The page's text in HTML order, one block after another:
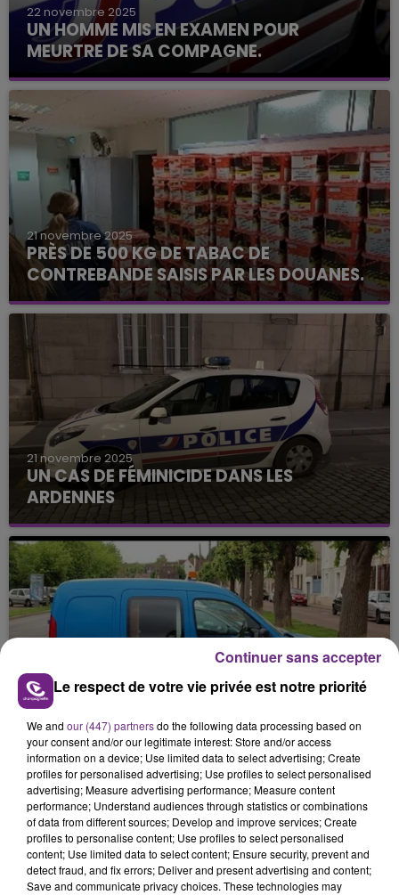
22 novembre 2025
UN HOMME MIS EN EXAMEN POUR
MEURTRE DE SA COMPAGNE.
21 novembre 2025
PRÈS DE 500 KG DE TABAC DE
CONTREBANDE SAISIS PAR LES DOUANES.
21 novembre 2025
UN CAS DE FÉMINICIDE DANS LES
ARDENNES
20 novembre 2025
HABITATIONS ÉVACUÉES, CENTRE DE
SOINS CONFINÉ APRÈS UNE FUITE DE GAZ.
Le respect de votre vie privée est notre priorité
We and our (447) partnersdo the following data processing based on
your consent and/or our legitimate interest: Store and/or access
information on a device; Use limited data to select advertising; Create
profiles for personalised advertising; Use profiles to select personalised
advertising; Measure advertising performance; Measure content
performance; Understand audiences through statistics or combinations
of data from different sources; Develop and improve services; Create
profiles to personalise content; Use profiles to select personalised
content; Use limited data to select content; Ensure security, prevent and
detect fraud, and fix errors; Deliver and present advertising and content;
Save and communicate privacy choices. These technologies may
Continuer sans accepter